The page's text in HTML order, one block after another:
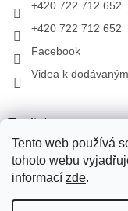
Tento web používá
tohoto webu
informací zde.
+420 722 712 652
+420 722 712 652
Facebook
Videa k
Toplist